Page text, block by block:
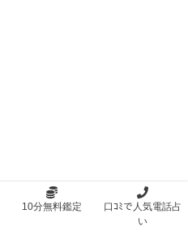
10分無料鑑定
口ｺﾐで人気電話占
い